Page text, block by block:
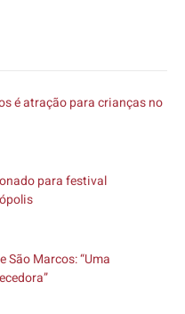
é atração para crianças no
para festival
São Marcos: “Uma